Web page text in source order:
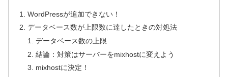
WordPressが追加できない！
データベース数が上限数に達したときの対処法
データベース数の上限
結論：対策はサーバーをmixhostに変えよう
mixhostに決定！